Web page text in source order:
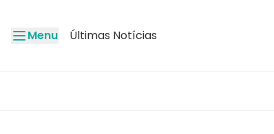
Menu Últimas Notícias